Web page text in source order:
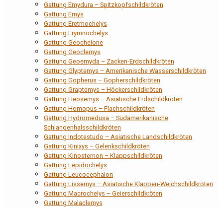
Gattung Emydura – Spitzkopfschildkröten
Gattung Emys
Gattung Eretmochelys
Gattung Erymnochelys
Gattung Geochelone
Gattung Geoclemys
Gattung Geoemyda – Zacken-Erdschildkröten
Gattung Glyptemys – Amerikanische Wasserschildkröten
Gattung Gopherus – Gopherschildkröten
Gattung Graptemys – Höckerschildkröten
Gattung Heosemys – Asiatische Erdschildkröten
Gattung Homopus – Flachschildkröten
Gattung Hydromedusa – Südamerikanische
Schlangenhalsschildkröten
Gattung Indotestudo – Asiatische Landschildkröten
Gattung Kinixys – Gelenkschildkröten
Gattung Kinosternon – Klappschildkröten
Gattung Lepidochelys
Gattung Leucocephalon
Gattung Lissemys – Asiatische Klappen-Weichschildkröten
Gattung Macrochelys – Geierschildkröten
Gattung Malaclemys